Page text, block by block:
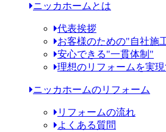
ニッカホームとは
代表挨拶
お客様のための"自社施
安心できる"一貫体制"
理想のリフォームを実
ニッカホームのリフォーム
リフォームの流れ
よくある質問